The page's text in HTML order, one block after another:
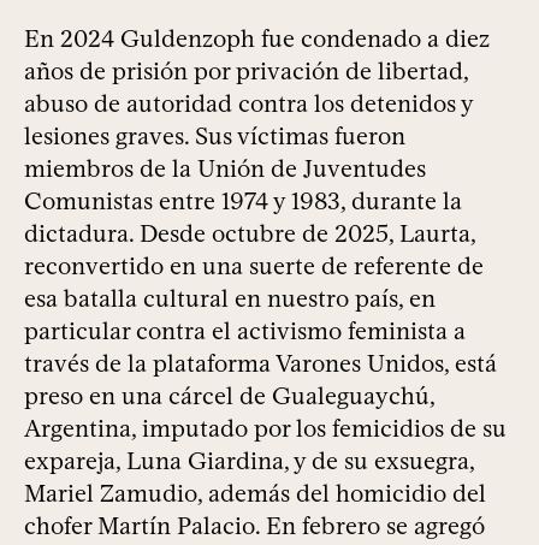
En 2024 Guldenzoph fue condenado a diez
años de prisión por privación de libertad,
abuso de autoridad contra los detenidos y
lesiones graves. Sus víctimas fueron
miembros de la Unión de Juventudes
Comunistas entre 1974 y 1983, durante la
dictadura. Desde octubre de 2025, Laurta,
reconvertido en una suerte de referente de
esa batalla cultural en nuestro país, en
particular contra el activismo feminista a
través de la plataforma Varones Unidos, está
preso en una cárcel de Gualeguaychú,
Argentina, imputado por los femicidios de su
expareja, Luna Giardina, y de su exsuegra,
Mariel Zamudio, además del homicidio del
chofer Martín Palacio. En febrero se agregó